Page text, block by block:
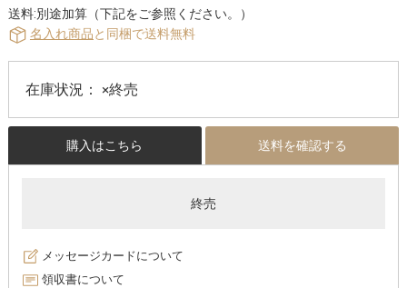
送料:別途加算（下記をご参照ください。）
名入れ商品と同梱で送料無料
在庫状況： ×終売
購入はこちら 送料を確認する
終売
メッセージカードについて
領収書について